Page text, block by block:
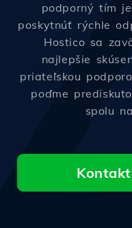
podporný tím
poskytnúť rýchle
Hostico sa
najlepšie
priateľskou
poďme
spolu